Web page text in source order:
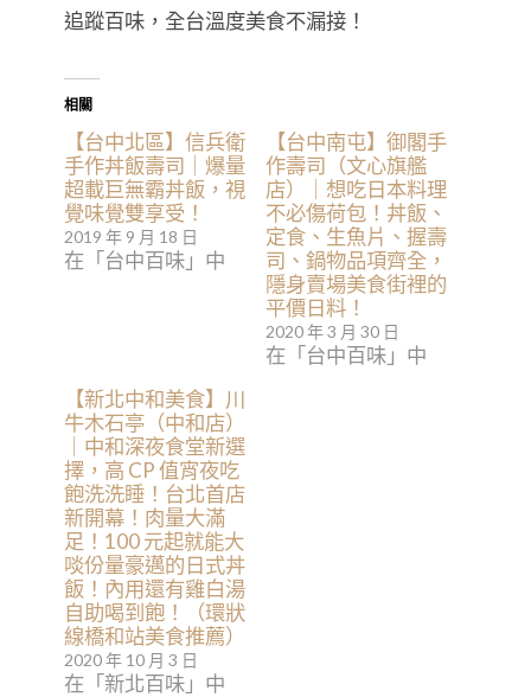
追蹤百味，全台溫度美食不漏接！
相關
【台中北區】信兵衛
手作丼飯壽司｜爆量
超載巨無霸丼飯，視
覺味覺雙享受！
2019 年 9 月 18 日
在「台中百味」中
【台中南屯】御閣手
作壽司（文心旗艦
店）｜想吃日本料理
不必傷荷包！丼飯、
定食、生魚片、握壽
司、鍋物品項齊全，
隱身賣場美食街裡的
平價日料！
2020 年 3 月 30 日
在「台中百味」中
【新北中和美食】川
牛木石亭（中和店）
｜中和深夜食堂新選
擇，高 CP 值宵夜吃
飽洗洗睡！台北首店
新開幕！肉量大滿
足！100 元起就能大
啖份量豪邁的日式丼
飯！內用還有雞白湯
自助喝到飽！（環狀
線橋和站美食推薦）
2020 年 10 月 3 日
在「新北百味」中